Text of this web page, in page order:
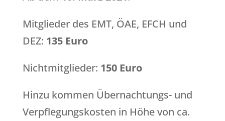
Mitglieder des EMT, ÖAE, EFCH und
DEZ: 135 Euro
Nichtmitglieder: 150 Euro
Hinzu kommen Übernachtungs- und
Verpflegungskosten in Höhe von ca.